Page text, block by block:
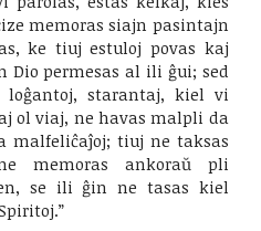
memoras siajn pasintajn
ke tiuj estuloj povas kaj
Dio permesas al ili ĝui; sed
loĝantoj, starantaj, kiel vi
ol viaj, ne havas malpli da
malfeliĉaĵoj; tiuj ne taksas
memoras ankoraŭ pli
se ili ĝin ne tasas kiel